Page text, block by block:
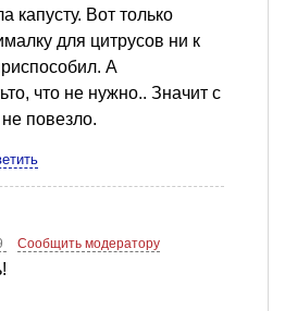
капусту. Вот только
для цитрусов ни к
А
что не нужно.. Значит с
повезло.
Сообщить модератору